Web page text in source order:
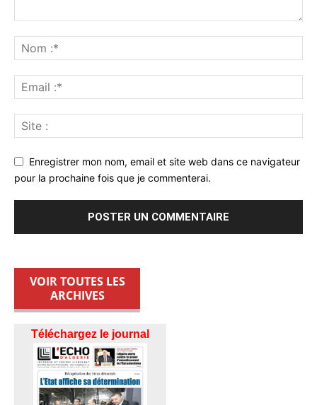
Enregistrer mon nom, email et site web dans ce navigateur
pour la prochaine fois que je commenterai.
VOIR TOUTES LES
ARCHIVES